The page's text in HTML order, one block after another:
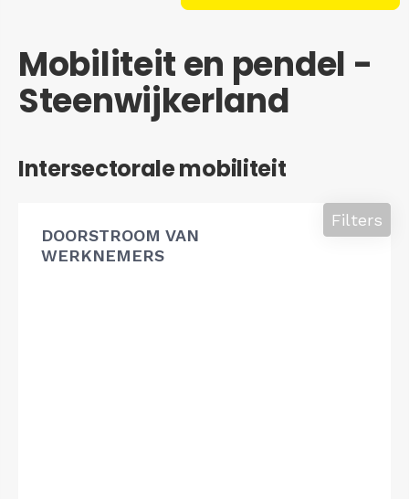
Mobiliteit en pendel -
Steenwijkerland
Intersectorale mobiliteit
DOORSTROOM VAN
WERKNEMERS
Filters